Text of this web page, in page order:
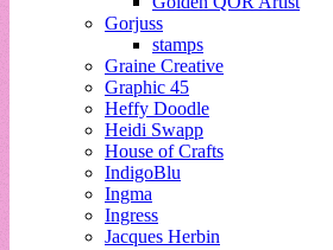
Gorjuss
stamps
Graine Creative
Graphic 45
Heffy Doodle
Heidi Swapp
House of Crafts
IndigoBlu
Ingma
Ingress
Jacques Herbin